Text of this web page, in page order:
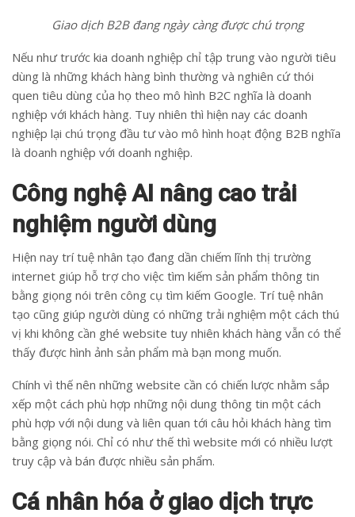
Giao dịch B2B đang ngày càng được chú trọng
Nếu như trước kia doanh nghiệp chỉ tập trung vào người tiêu
dùng là những khách hàng bình thường và nghiên cứ thói
quen tiêu dùng của họ theo mô hình B2C nghĩa là doanh
nghiệp với khách hàng. Tuy nhiên thì hiện nay các doanh
nghiệp lại chú trọng đầu tư vào mô hình hoạt động B2B nghĩa
là doanh nghiệp với doanh nghiệp.
Công nghệ AI nâng cao trải
nghiệm người dùng
Hiện nay trí tuệ nhân tạo đang dần chiếm lĩnh thị trường
internet giúp hỗ trợ cho việc tìm kiếm sản phẩm thông tin
bằng giọng nói trên công cụ tìm kiếm Google. Trí tuệ nhân
tạo cũng giúp người dùng có những trải nghiệm một cách thú
vị khi không cần ghé website tuy nhiên khách hàng vẫn có thể
thấy được hình ảnh sản phẩm mà bạn mong muốn.
Chính vì thế nên những website cần có chiến lược nhằm sắp
xếp một cách phù hợp những nội dung thông tin một cách
phù hợp với nội dung và liên quan tới câu hỏi khách hàng tìm
bằng giọng nói. Chỉ có như thế thì website mới có nhiều lượt
truy cập và bán được nhiều sản phẩm.
Cá nhân hóa ở giao dịch trực